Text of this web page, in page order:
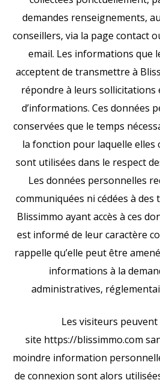
demandes renseignements,
conseillers, via la page contact
email. Les informations que
acceptent de transmettre à
répondre à leurs sollicitations
d’informations. Ces données
conservées que le temps
la fonction pour laquelle
sont utilisées dans le respect
Les données personnelles
communiquées ni cédées à des
Blissimmo ayant accès à ces
est informé de leur caractère
rappelle qu’elle peut être
informations à la
administratives,
Les visiteurs peuvent
site https://blissimmo.com
moindre information
de connexion sont alors